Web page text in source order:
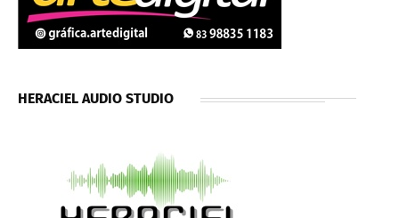
HERACIEL AUDIO STUDIO